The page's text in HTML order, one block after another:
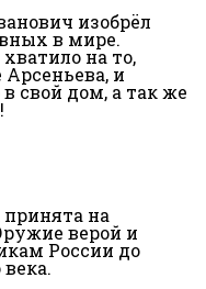
изобрёл
в мире.
на то,
и
свой дом, а так же
на
верой и
России до